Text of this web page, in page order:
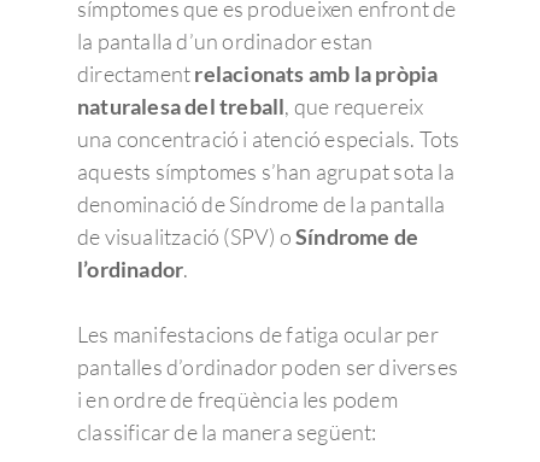
símptomes que es produeixen enfront de
la pantalla d’un ordinador estan
directamentrelacionats amb la pròpia
naturalesa del treball, que requereix
una concentració i atenció especials. Tots
aquests símptomes s’han agrupat sota la
denominació de Síndrome de la pantalla
de visualització (SPV) oSíndrome de
l’ordinador.
Les manifestacions de fatiga ocular per
pantalles d’ordinador poden ser diverses
i en ordre de freqüència les podem
classificar de la manera següent: